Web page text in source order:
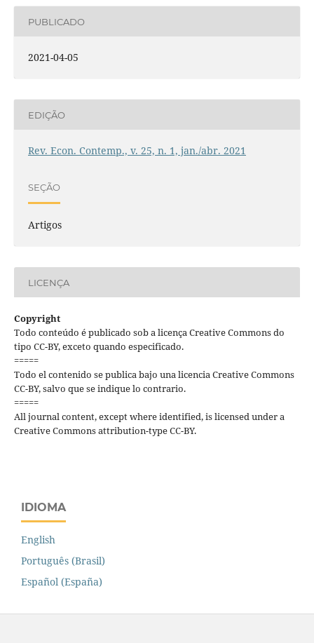
PUBLICADO
2021-04-05
EDIÇÃO
Rev. Econ. Contemp., v. 25, n. 1, jan./abr. 2021
SEÇÃO
Artigos
LICENÇA
Copyright
Todo conteúdo é publicado sob a licença Creative Commons do
tipo CC-BY, exceto quando especificado.
=====
Todo el contenido se publica bajo una licencia Creative Commons
CC-BY, salvo que se indique lo contrario.
=====
All journal content, except where identified, is licensed under a
Creative Commons attribution-type CC-BY.
IDIOMA
English
Português (Brasil)
Español (España)